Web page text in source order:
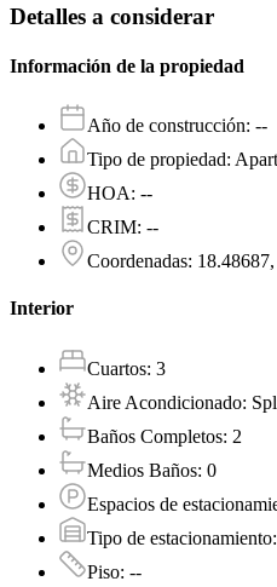
Detalles a considerar
Información de la propiedad
Año de construcción: --
Tipo de propiedad:
HOA: --
CRIM: --
Coordenadas:
Interior
Cuartos: 3
Aire Acondicionado:
Baños Completos: 2
Medios Baños: 0
Espacios de
Tipo de estacionamiento:
Piso: --